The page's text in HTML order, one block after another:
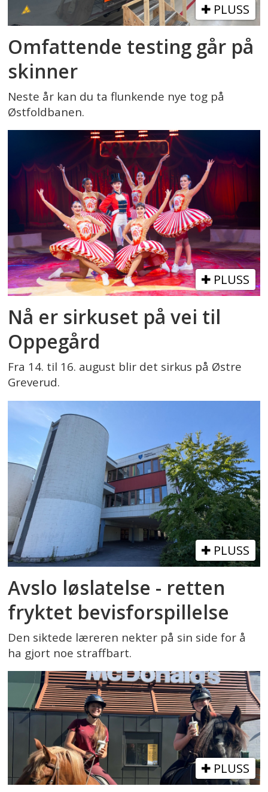
PLUSS
Omfattende testing går på
skinner
Neste år kan du ta flunkende nye tog på
Østfoldbanen.
PLUSS
Nå er sirkuset på vei til
Oppegård
Fra 14. til 16. august blir det sirkus på Østre
Greverud.
PLUSS
Avslo løslatelse - retten
fryktet bevisforspillelse
Den siktede læreren nekter på sin side for å
ha gjort noe straffbart.
PLUSS